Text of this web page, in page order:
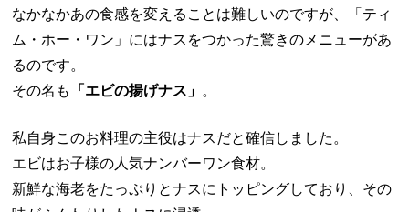
なかなかあの食感を変えることは難しいのですが、「ティ
ム・ホー・ワン」にはナスをつかった驚きのメニューがあ
るのです。
その名も
「エビの揚げナス」 。
私自身このお料理の主役はナスだと確信しました。
エビはお子様の人気ナンバーワン食材。
新鮮な海老をたっぷりとナスにトッピングしており、その